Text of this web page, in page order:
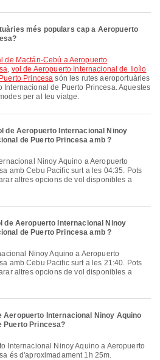
més populars cap a Aeropuerto
, vol de Aeropuerto Internacional de Iloílo
Princesa són les rutes aeroportuàries
Internacional de Puerto Princesa. Aquestes
per al teu viatge.
de Aeropuerto Internacional Ninoy
de Puerto Princesa amb ?
amb Cebu Pacific surt a les 04:35. Pots
altres opcions de vol disponibles a
de Aeropuerto Internacional Ninoy
de Puerto Princesa amb ?
amb Cebu Pacific surt a les 21:40. Pots
altres opcions de vol disponibles a
Aeropuerto Internacional Ninoy Aquino
Puerto Princesa?
és d'aproximadament 1h 25m.